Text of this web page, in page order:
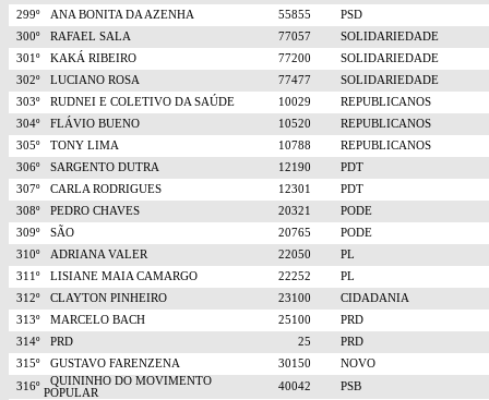
299º
ANA BONITA DA AZENHA 55855
PSD
300º
RAFAEL SALA 77057
SOLIDARIEDADE
301º
KAKÁ RIBEIRO 77200
SOLIDARIEDADE
302º
LUCIANO ROSA 77477
SOLIDARIEDADE
303º
RUDNEI E COLETIVO DA SAÚDE 10029
REPUBLICANOS
304º
FLÁVIO BUENO 10520
REPUBLICANOS
305º
TONY LIMA 10788
REPUBLICANOS
306º
SARGENTO DUTRA 12190
PDT
307º
CARLA RODRIGUES 12301
PDT
308º
PEDRO CHAVES 20321
PODE
309º
SÃO 20765
PODE
310º
ADRIANA VALER 22050
PL
311º
LISIANE MAIA CAMARGO 22252
PL
312º
CLAYTON PINHEIRO 23100
CIDADANIA
313º
MARCELO BACH 25100
PRD
314º
PRD 25
PRD
315º
GUSTAVO FARENZENA 30150
NOVO
316º
QUININHO DO MOVIMENTO
POPULAR
40042
PSB